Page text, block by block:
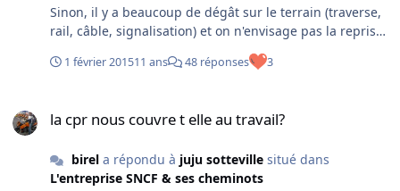
Sinon, il y a beaucoup de dégât sur le terrain (traverse,
rail, câble, signalisation) et on n'envisage pas la reprise
rouiller un peu! Juste comme cela au passage, un
alors que celui d'hier en sortait. La voie (construite sur
sur le cœur, jure que ce n'est pas vrai. La cette fois ils
accusent les agents de l'entreprise de mauvais serrage
1 février 201511 ans 48 réponses 3
la cpr nous couvre t elle au travail?
birela répondu à juju sottevillesitué dans
L'entreprise SNCF & ses cheminots